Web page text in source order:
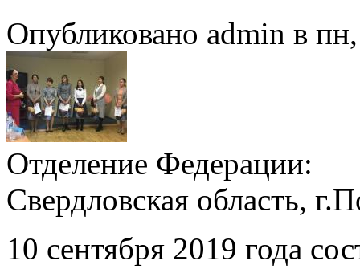
Опубликовано admin в
Отделение Федерации:
Свердловская область,
10 сентября 2019 года